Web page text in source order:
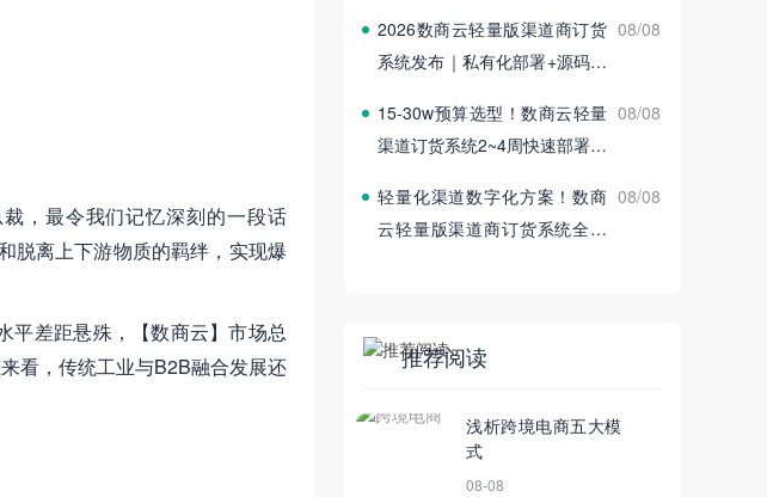
，最令我们记忆深刻的一段话
脱离上下游物质的羁绊，实现爆
平差距悬殊，【数商云】市场总
看，传统工业与B2B融合发展还
2026数商云轻量版渠道商订货
系统发布｜私有化部署+源码交
08/08
15‑30w预算选型！数商云轻量
渠道订货系统2~4周快速部署上
08/08
轻量化渠道数字化方案！数商
云轻量版渠道商订货系统全新
08/08
推荐阅读
浅析跨境电商五大模
式
08-08